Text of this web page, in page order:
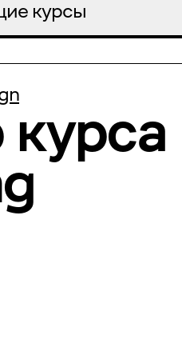
курсы
курса